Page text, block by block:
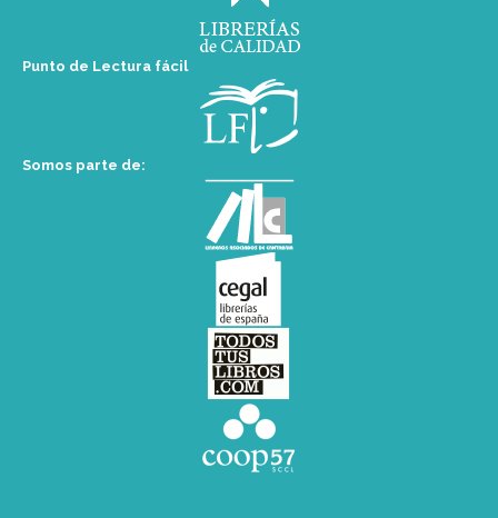
Punto de Lectura fácil
Somos parte de: